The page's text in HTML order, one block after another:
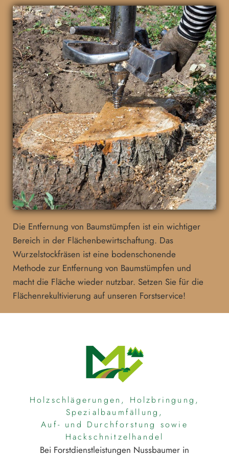
Die Entfernung von Baumstümpfen ist ein wichtiger
Bereich in der Flächenbewirtschaftung. Das
Wurzelstockfräsen ist eine bodenschonende
Methode zur Entfernung von Baumstümpfen und
macht die Fläche wieder nutzbar. Setzen Sie für die
Flächenrekultivierung auf unseren Forstservice!
Holzschlägerungen, Holzbringung,
Spezialbaumfällung,
Auf- und Durchforstung sowie
Hackschnitzelhandel
Bei Forstdienstleistungen Nussbaumer in